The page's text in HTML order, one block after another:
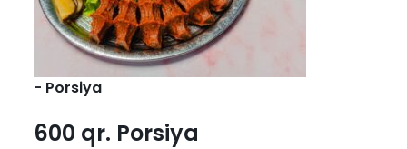
- Porsiya
600 qr. Porsiya